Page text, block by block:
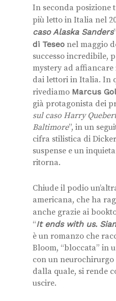
In seconda posizione
più letto in Italia nel
caso Alaska Sanders
di Teseo nel maggio
successo incredibile,
mystery ad
dai lettori in Italia. In
rivediamo Marcus
già protagonista dei
sul caso Harry Quebert
Baltimore”, in un
cifra stilistica di
suspense e un
ritorna.
Chiude il podio
americana, che ha
anche grazie ai
“It ends with us.
è un romanzo che
Bloom, “bloccata” in
con un
dalla quale, si rende
uscire.